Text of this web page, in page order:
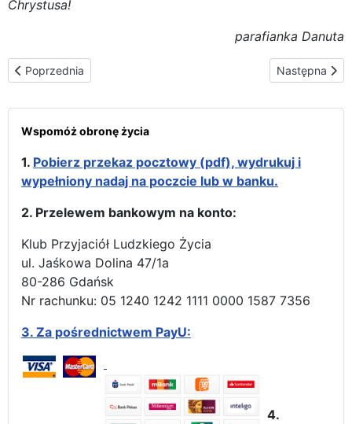
Chrystusa!
parafianka Danuta
Poprzednia strona: Ikona Częstochowska „Od Oceanu do
Poprzednia Następna
Następna
Wspomóż obronę życia
1. Pobierz przekaz pocztowy (pdf), wydrukuj i
wypełniony nadaj na poczcie lub w banku.
2. Przelewem bankowym na konto:
Klub Przyjaciół Ludzkiego Życia
ul. Jaśkowa Dolina 47/1a
80-286 Gdańsk
Nr rachunku: 05 1240 1242 1111 0000 1587 7356
3. Za pośrednictwem PayU:
4.